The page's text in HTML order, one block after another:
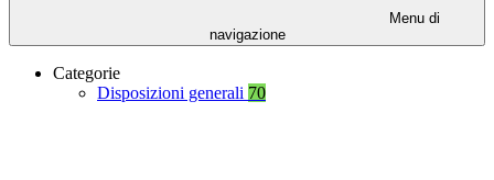
Menu di
navigazione
Categorie
Disposizioni generali 70